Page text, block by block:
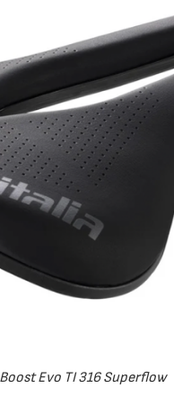
Evo TI 316 Superflow